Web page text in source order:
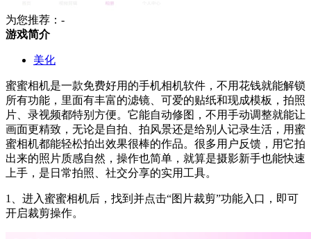
为您推荐：-
游戏简介
美化
蜜蜜相机是一款免费好用的手机相机软件，不用花钱就能解锁
所有功能，里面有丰富的滤镜、可爱的贴纸和现成模板，拍照
片、录视频都特别方便。它能自动修图，不用手动调整就能让
画面更精致，无论是自拍、拍风景还是给别人记录生活，用蜜
蜜相机都能轻松拍出效果很棒的作品。很多用户反馈，用它拍
出来的照片质感自然，操作也简单，就算是摄影新手也能快速
上手，是日常拍照、社交分享的实用工具。
1、进入蜜蜜相机后，找到并点击“图片裁剪”功能入口，即可
开启裁剪操作。